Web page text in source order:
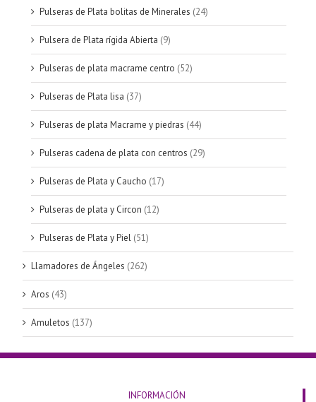
Pulseras de Plata bolitas de Minerales (24)
Pulsera de Plata rígida Abierta (9)
Pulseras de plata macrame centro (52)
Pulseras de Plata lisa (37)
Pulseras de plata Macrame y piedras (44)
Pulseras cadena de plata con centros (29)
Pulseras de Plata y Caucho (17)
Pulseras de plata y Circon (12)
Pulseras de Plata y Piel (51)
Llamadores de Ángeles (262)
Aros (43)
Amuletos (137)
INFORMACIÓN